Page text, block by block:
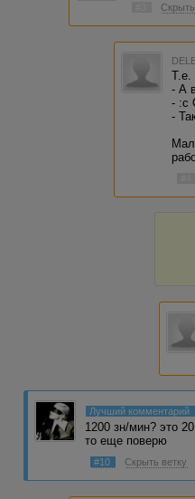
Т.е.
- А
- :c
-
Лучший комментарий
1200 зн/мин? это
то еще поверю
#10 Скрыть ветку